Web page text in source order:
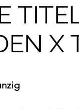
X